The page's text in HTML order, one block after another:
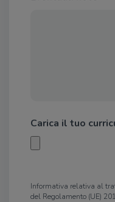
Carica il tuo
Informativa relativa al
del Regolamento (UE)